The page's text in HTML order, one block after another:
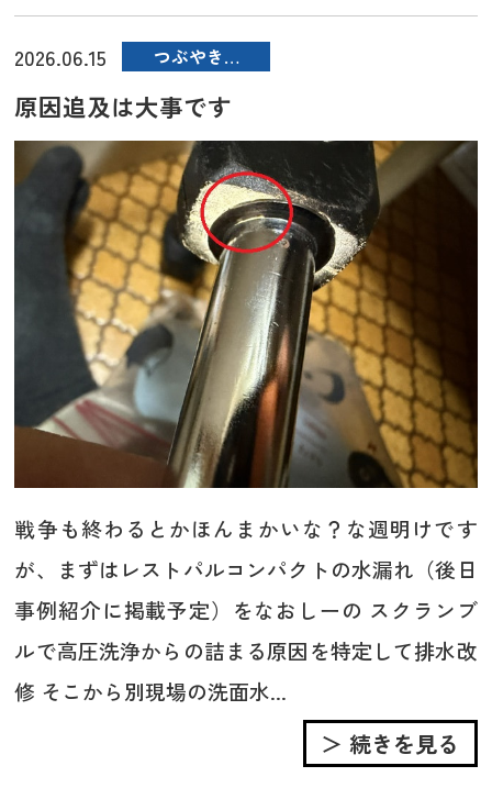
2026.06.15 つぶやき…
原因追及は大事です
戦争も終わるとかほんまかいな？な週明けです
が、まずはレストパルコンパクトの水漏れ（後日
事例紹介に掲載予定）をなおしーの スクランブ
ルで高圧洗浄からの詰まる原因を特定して排水改
修 そこから別現場の洗面水...
＞ 続きを見る